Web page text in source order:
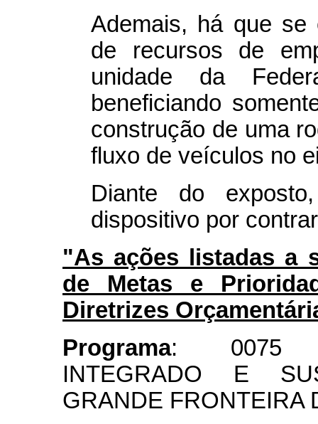
Ademais, há que se
de recursos de
unidade da
beneficiando
construção de uma
fluxo de veículos no
Diante do
dispositivo por
"As ações listadas a
de Metas e
Diretrizes
Programa: 0075 –
INTEGRADO E
GRANDE FRONTEIRA